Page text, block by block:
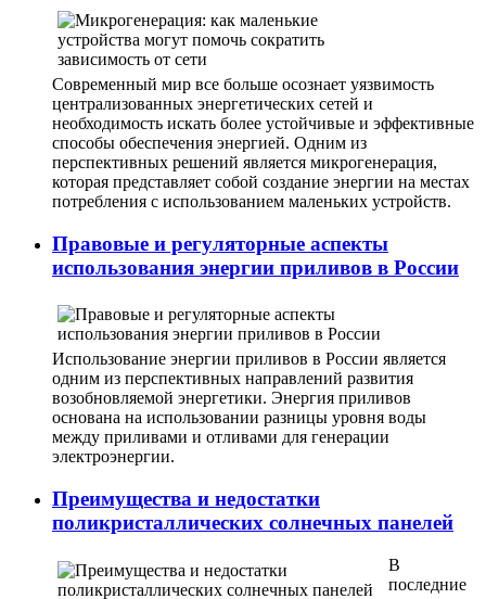
Современный мир все больше осознает уязвимость
централизованных энергетических сетей и
необходимость искать более устойчивые и эффективные
способы обеспечения энергией. Одним из
перспективных решений является микрогенерация,
которая представляет собой создание энергии на местах
потребления с использованием маленьких устройств.
Правовые и регуляторные аспекты
использования энергии приливов в России
Использование энергии приливов в России является
одним из перспективных направлений развития
возобновляемой энергетики. Энергия приливов
основана на использовании разницы уровня воды
между приливами и отливами для генерации
электроэнергии.
Преимущества и недостатки
поликристаллических солнечных панелей
В
последние